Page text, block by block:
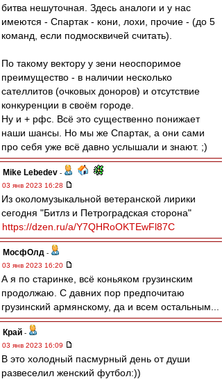
битва нешуточная. Здесь аналоги и у нас
имеются - Спартак - кони, лохи, прочие - (до 5
команд, если подмосквичей считать).
По такому вектору у зени неоспоримое
преимущество - в наличии несколько
сателлитов (очковых доноров) и отсутствие
конкуренции в своём городе.
Ну и + рфс. Всё это существенно понижает
наши шансы. Но мы же Спартак, а они сами
про себя уже всё давно услышали и знают. ;)
Mike Lebedev -
03 янв 2023 16:28
Из околомузыкальной ветеранской лирики
сегодня "Битлз и Петроградская сторона"
https://dzen.ru/a/Y7QHRoOKTEwFl87C
МосфОлд -
03 янв 2023 16:20
А я по старинке, всё коньяком грузинским
продолжаю. С давних пор предпочитаю
грузинский армянскому, да и всем остальным...
Край -
03 янв 2023 16:09
В это холодный пасмурный день от души
развеселил женский футбол:))